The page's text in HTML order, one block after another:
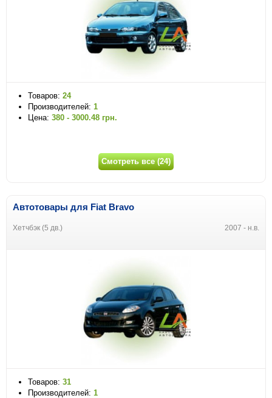
Товаров: 24
Производителей: 1
Цена: 380 - 3000.48 грн.
Смотреть все (24)
Автотовары для Fiat Bravo
Хетчбэк (5 дв.) 2007 - н.в.
Товаров: 31
Производителей: 1